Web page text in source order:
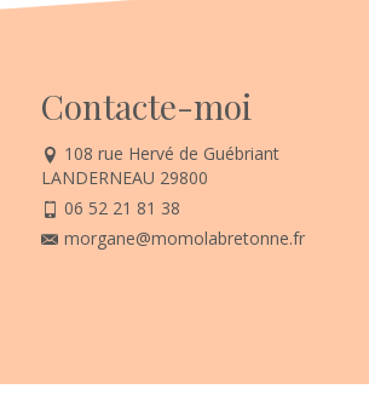
Contacte-moi
108 rue Hervé de Guébriant
LANDERNEAU 29800
06 52 21 81 38
morgane@momolabretonne.fr